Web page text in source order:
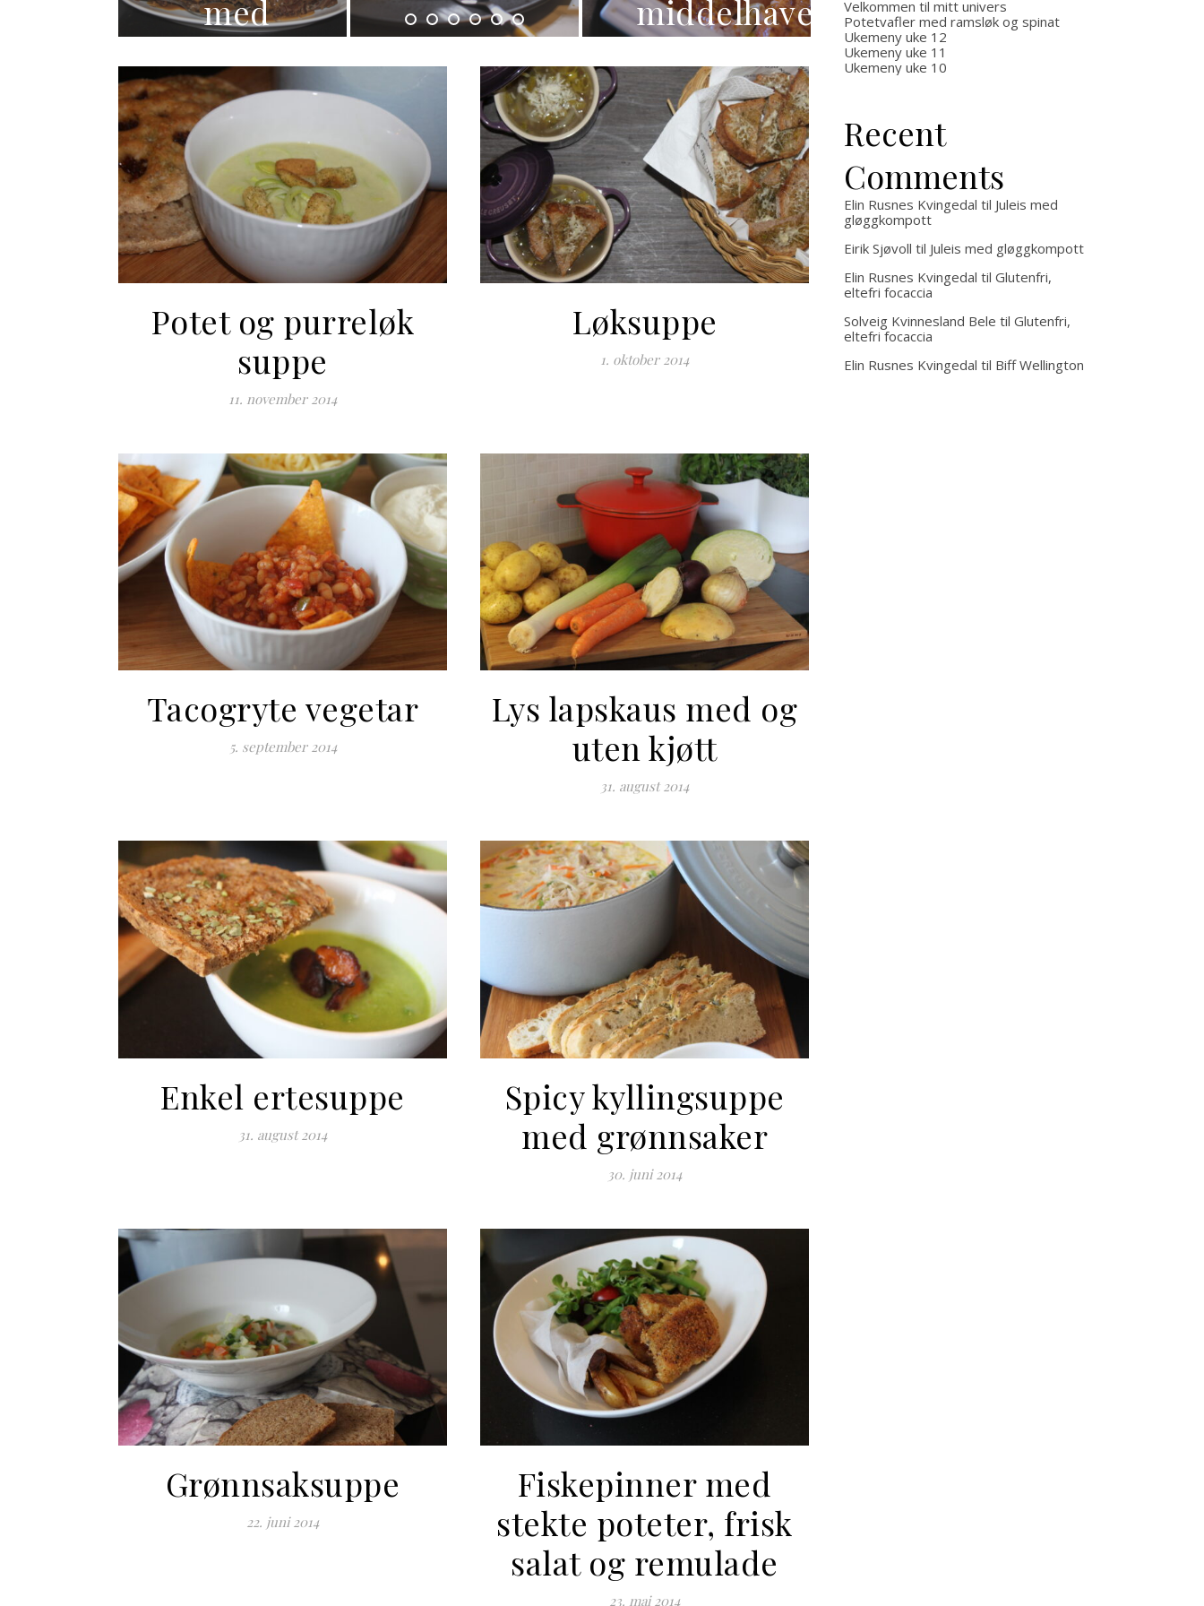
middelhavet
med og
uten
Potet og purreløk
suppe
11. november 2014
Løksuppe
1. oktober 2014
Tacogryte vegetar
5. september 2014
Lys lapskaus med og
uten kjøtt
31. august 2014
Enkel ertesuppe
31. august 2014
Spicy kyllingsuppe
med grønnsaker
30. juni 2014
Grønnsaksuppe
22. juni 2014
Fiskepinner med
stekte poteter, frisk
salat og remulade
23. mai 2014
Velkommen til mitt univers
Potetvafler med ramsløk og spinat
Ukemeny uke 12
Ukemeny uke 11
Ukemeny uke 10
Recent
Comments
Elin Rusnes Kvingedal til Juleis med
gløggkompott
Eirik Sjøvoll til Juleis med gløggkompott
Elin Rusnes Kvingedal til Glutenfri,
eltefri focaccia
Solveig Kvinnesland Bele til Glutenfri,
eltefri focaccia
Elin Rusnes Kvingedal til Biff Wellington